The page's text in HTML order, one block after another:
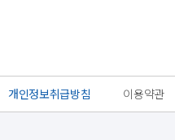
개인정보취급방침 이용약관